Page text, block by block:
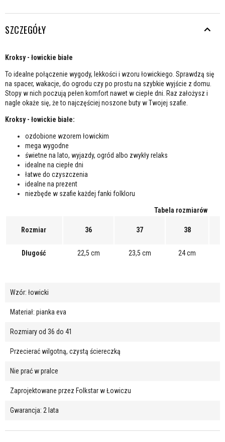
SZCZEGÓŁY
Kroksy - łowickie białe
To idealne połączenie wygody, lekkości i wzoru łowickiego. Sprawdzą się
na spacer, wakacje, do ogrodu czy po prostu na szybkie wyjście z domu.
Stopy w nich poczują pełen komfort nawet w ciepłe dni. Raz założysz i
nagle okaże się, że to najczęściej noszone buty w Twojej szafie.
Kroksy - łowickie białe:
ozdobione wzorem łowickim
mega wygodne
świetne na lato, wyjazdy, ogród albo zwykły relaks
idealne na ciepłe dni
łatwe do czyszczenia
idealne na prezent
niezbęde w szafie każdej fanki folkloru
Tabela rozmiarów
Rozmiar 36 37 38
Długość 22,5 cm 23,5 cm 24 cm
Wzór: łowicki
Materiał: pianka eva
Rozmiary od 36 do 41
Przecierać wilgotną, czystą ściereczką
Nie prać w pralce
Zaprojektowane przez Folkstar w Łowiczu
Gwarancja: 2 lata